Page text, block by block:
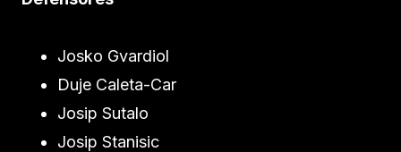
Josko Gvardiol
Duje Caleta-Car
Josip Sutalo
Josip Stanisic